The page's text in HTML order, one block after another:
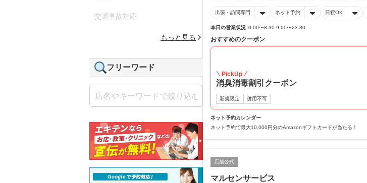
出張・訪問専門 ネット予約 日祝OK
本日の営業状況 0:00〜8:30 9:00〜23:30
おすすめのクーポン
PickUp
消臭消毒割引クーポン
新規限定 併用不可
ネット予約カレンダー
ネット予約で最大10,000円分のAmazonギフトカードが当たる！
店舗公式
マルセンサービス
交通事故対応
もっと見る
フリーワード